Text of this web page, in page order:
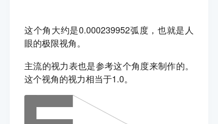
这个角大约是0.000239952弧度，也就是人
眼的极限视角。
主流的视力表也是参考这个角度来制作的。
这个视角的视力相当于1.0。